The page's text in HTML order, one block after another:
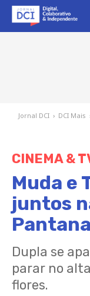
Jornal DCI › DCI Mais
CINEMA &
Muda e
juntos
Dupla se
parar no
flores.